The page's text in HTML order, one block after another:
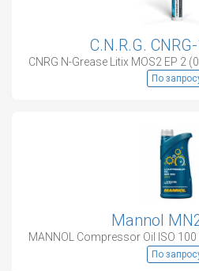
C.N.R.G.
По
Mannol
По